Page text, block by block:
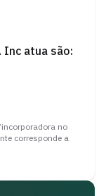
Inc atua são:
no
corresponde a